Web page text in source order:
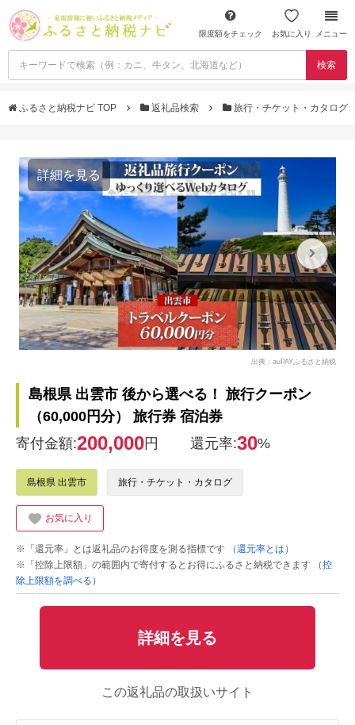
限度額をチェック お気に入り メニュー
検索
ふるさと納税ナビ TOP 返礼品検索 旅行・チケット・カタログ
詳細を見る
出典：auPAYふるさと納税
島根県 出雲市 後から選べる！ 旅行クーポン
（60,000円分） 旅行券 宿泊券
寄付金額:200,000円 還元率:30%
島根県 出雲市 旅行・チケット・カタログ
お気に入り
※「還元率」とは返礼品のお得度を測る指標です
（還元率とは）
※「控除上限額」の範囲内で寄付するとお得にふるさと納税できます
（控
除上限額を調べる）
詳細を見る
この返礼品の取扱いサイト